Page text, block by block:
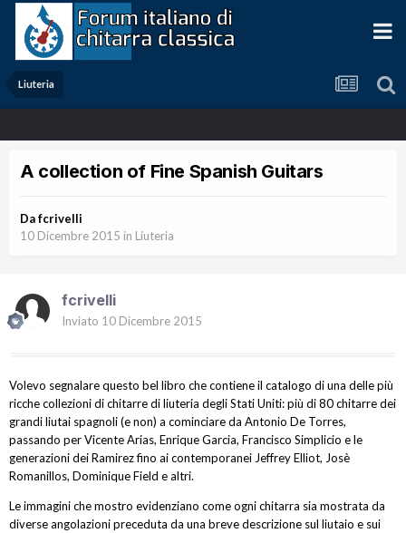
Liuteria
A collection of Fine Spanish Guitars
Dafcrivelli
10 Dicembre 2015 in Liuteria
fcrivelli
Inviato 10 Dicembre 2015
Volevo segnalare questo bel libro che contiene il catalogo di una delle più
ricche collezioni di chitarre di liuteria degli Stati Uniti: più di 80 chitarre dei
grandi liutai spagnoli (e non) a cominciare da Antonio De Torres,
passando per Vicente Arias, Enrique Garcia, Francisco Simplicio e le
generazioni dei Ramirez fino ai contemporanei Jeffrey Elliot, Josè
Romanillos, Dominique Field e altri.
Le immagini che mostro evidenziano come ogni chitarra sia mostrata da
diverse angolazioni preceduta da una breve descrizione sul liutaio e sui